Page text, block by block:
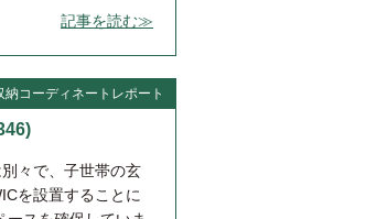
記事を読む≫
納コーディネートレポート
々で、子世帯の玄
を設置することに